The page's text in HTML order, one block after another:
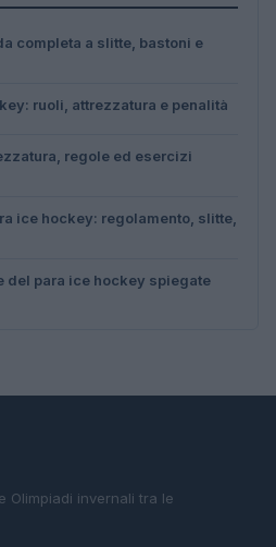
completa a slitte, bastoni e
ruoli, attrezzatura e penalità
regole ed esercizi
ice hockey: regolamento, slitte,
del para ice hockey spiegate
Olimpiadi invernali tra le